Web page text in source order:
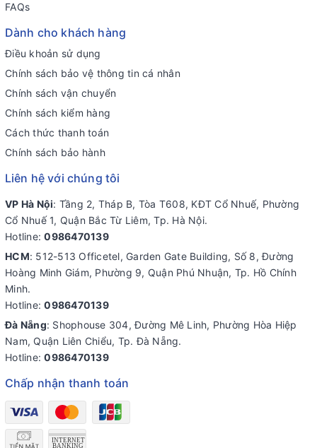
FAQs
Dành cho khách hàng
Điều khoản sử dụng
Chính sách bảo vệ thông tin cá nhân
Chính sách vận chuyển
Chính sách kiểm hàng
Cách thức thanh toán
Chính sách bảo hành
Liên hệ với chúng tôi
VP Hà Nội: Tầng 2, Tháp B, Tòa T608, KĐT Cổ Nhuế, Phường
Cổ Nhuế 1, Quận Bắc Từ Liêm, Tp. Hà Nội.
Hotline:0986470139
HCM: 512-513 Officetel, Garden Gate Building, Số 8, Đường
Hoàng Minh Giám, Phường 9, Quận Phú Nhuận, Tp. Hồ Chính
Minh.
Hotline:0986470139
Đà Nẵng: Shophouse 304, Đường Mê Linh, Phường Hòa Hiệp
Nam, Quận Liên Chiểu, Tp. Đà Nẵng.
Hotline:0986470139
Chấp nhận thanh toán